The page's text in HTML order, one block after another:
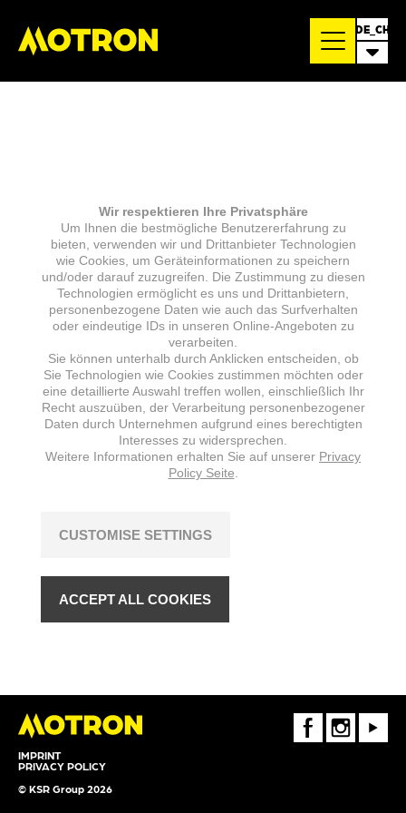
DE_CH
IMPRINT
PRIVACY POLICY
© KSR Group 2026
FaceBookInstagramYoutube
Wir respektieren Ihre Privatsphäre
Um Ihnen die bestmögliche Benutzererfahrung zu
bieten, verwenden wir und Drittanbieter Technologien
wie Cookies, um Geräteinformationen zu speichern
und/oder darauf zuzugreifen. Die Zustimmung zu diesen
Technologien ermöglicht es uns und Drittanbietern,
personenbezogene Daten wie auch das Surfverhalten
oder eindeutige IDs in unseren Online-Angeboten zu
verarbeiten.
Sie können unterhalb durch Anklicken entscheiden, ob
Sie Technologien wie Cookies zustimmen möchten oder
eine detaillierte Auswahl treffen wollen, einschließlich Ihr
Recht auszuüben, der Verarbeitung personenbezogener
Daten durch Unternehmen aufgrund eines berechtigten
Interesses zu widersprechen.
Weitere Informationen erhalten Sie auf unserer Privacy
Policy Seite
CUSTOMISE SETTINGS
ACCEPT ALL COOKIES